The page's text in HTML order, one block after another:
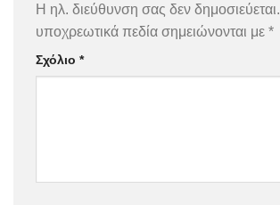
Η ηλ. διεύθυνση σας δεν δημοσιεύεται.
υποχρεωτικά πεδία σημειώνονται με *
Σχόλιο *